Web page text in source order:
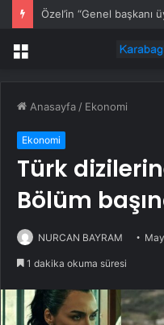
Menü
Anasayfa / Ekonomi
Ekonomi
Türk
Bölüm
NURCAN BAYRAM
1 dakika okuma süresi